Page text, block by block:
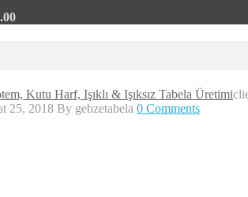
Kutu Harf, Işıklı & Işıksız Tabela Üretimi
25, 2018 By gebzetabela 0 Comments